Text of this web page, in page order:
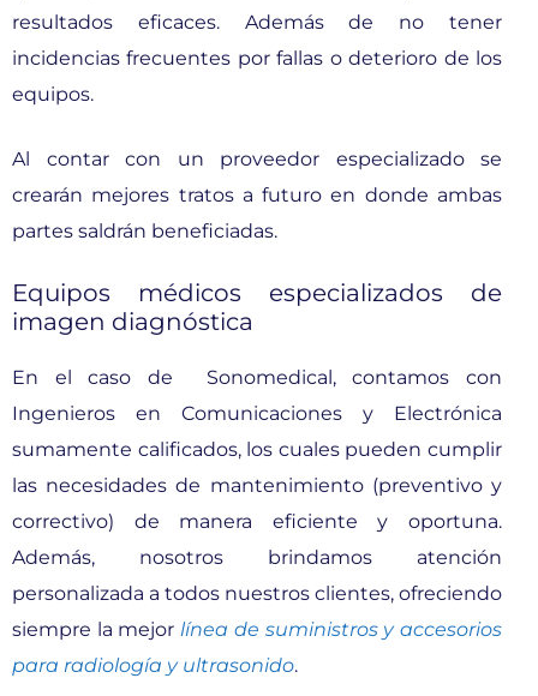
resultados eficaces. Además de no tener
incidencias frecuentes por fallas o deterioro de los
equipos.
Al contar con un proveedor especializado se
crearán mejores tratos a futuro en donde ambas
partes saldrán beneficiadas.
Equipos médicos especializados de
imagen diagnóstica
En el caso de Sonomedical, contamos con
Ingenieros en Comunicaciones y Electrónica
sumamente calificados, los cuales pueden cumplir
las necesidades de mantenimiento (preventivo y
correctivo) de manera eficiente y oportuna.
Además, nosotros brindamos atención
personalizada a todos nuestros clientes, ofreciendo
siempre la mejorlínea de suministros y accesorios
para radiología y ultrasonido.